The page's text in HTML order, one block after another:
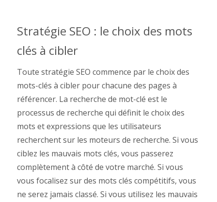
Stratégie SEO : le choix des mots
clés à cibler
Toute stratégie SEO commence par le choix des
mots-clés à cibler pour chacune des pages à
référencer. La recherche de mot-clé est le
processus de recherche qui définit le choix des
mots et expressions que les utilisateurs
recherchent sur les moteurs de recherche. Si vous
ciblez les mauvais mots clés, vous passerez
complètement à côté de votre marché. Si vous
vous focalisez sur des mots clés compétitifs, vous
ne serez jamais classé. Si vous utilisez les mauvais